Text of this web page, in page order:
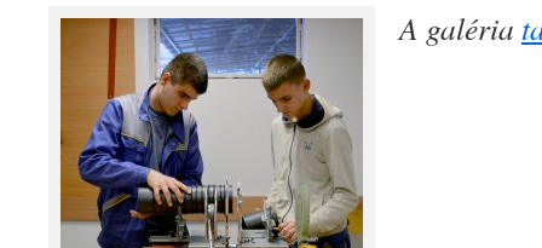
A galéria